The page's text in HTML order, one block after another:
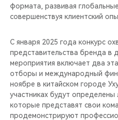
формата, развивая
совершенствуя клиентский
С января 2025 года конкурс
представительства бренда в
мероприятия включает два
отборы и международный
ноябре в китайском городе
участниках будут определены
которые представят свои
продемонстрируют